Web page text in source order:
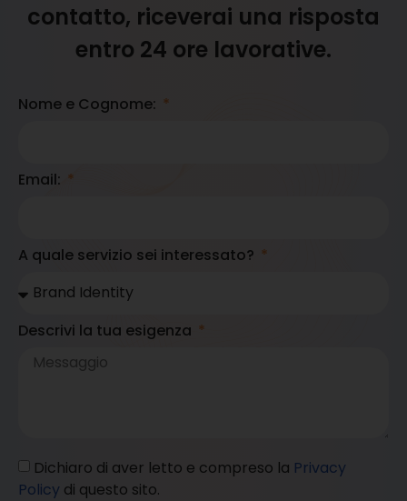
contatto, riceverai una risposta
entro 24 ore lavorative.
Nome e Cognome:
Email:
A quale servizio sei interessato?
Descrivi la tua esigenza
Dichiaro di aver letto e compreso la Privacy
Policy di questo sito.